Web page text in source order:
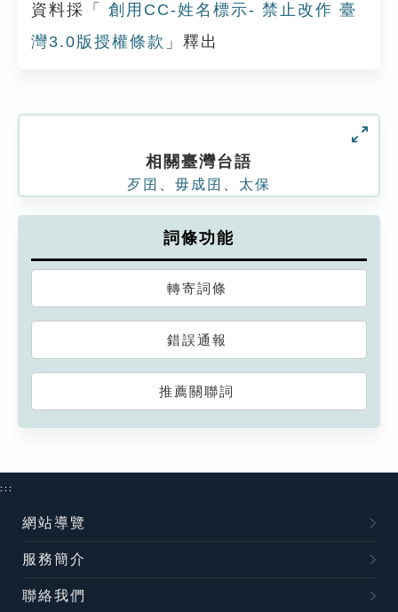
資料採「
創用CC-姓名標示- 禁止改作 臺
灣3.0版授權條款 」釋出
相關臺灣台語
歹囝 毋成囝 太保
詞條功能
轉寄詞條
錯誤通報
推薦關聯詞
:::
網站導覽
服務簡介
聯絡我們